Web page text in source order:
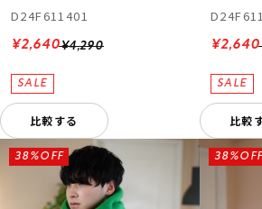
D24F611401
¥4,290
¥2,640
比較する
¥2,640
比較
38%OFF 38%OFF